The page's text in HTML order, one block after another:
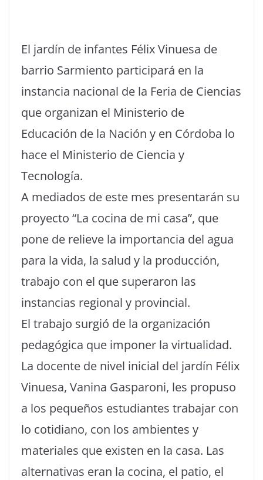
El jardín de infantes Félix Vinuesa de
barrio Sarmiento participará en la
instancia nacional de la Feria de Ciencias
que organizan el Ministerio de
Educación de la Nación y en Córdoba lo
hace el Ministerio de Ciencia y
Tecnología.
A mediados de este mes presentarán su
proyecto “La cocina de mi casa”, que
pone de relieve la importancia del agua
para la vida, la salud y la producción,
trabajo con el que superaron las
instancias regional y provincial.
El trabajo surgió de la organización
pedagógica que imponer la virtualidad.
La docente de nivel inicial del jardín Félix
Vinuesa, Vanina Gasparoni, les propuso
a los pequeños estudiantes trabajar con
lo cotidiano, con los ambientes y
materiales que existen en la casa. Las
alternativas eran la cocina, el patio, el